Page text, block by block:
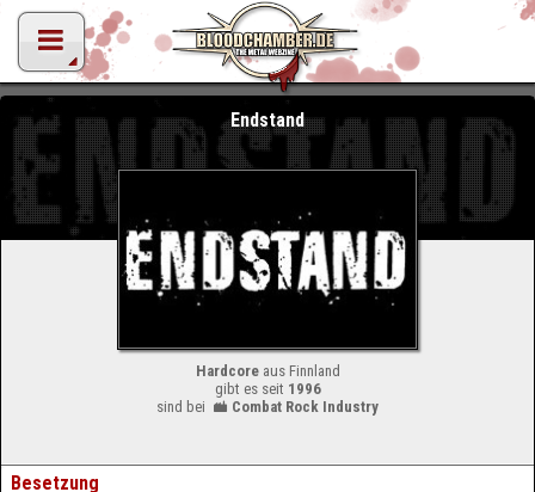
Endstand
Hardcoreaus Finnland
gibt es seit 1996
sind bei
Combat Rock Industry
Besetzung